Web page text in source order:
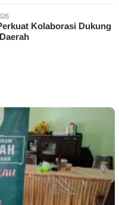
Kolaborasi Dukung